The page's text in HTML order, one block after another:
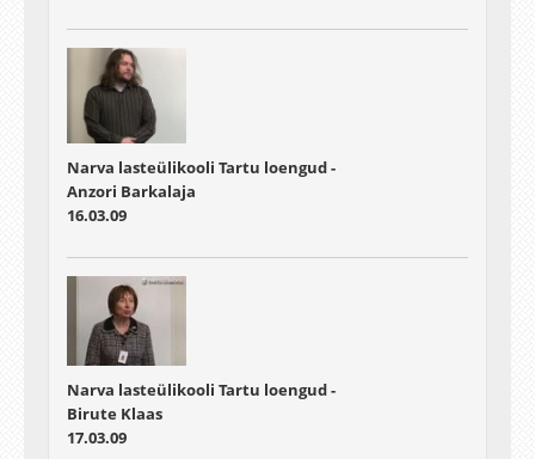
Narva lasteülikooli Tartu loengud -
Anzori Barkalaja
16.03.09
Narva lasteülikooli Tartu loengud -
Birute Klaas
17.03.09